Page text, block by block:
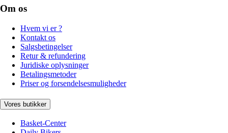
Om os
Hvem vi er ?
Kontakt os
Salgsbetingelser
Retur & refundering
Juridiske oplysninger
Betalingsmetoder
Priser og forsendelsesmuligheder
Vores butikker
Basket-Center